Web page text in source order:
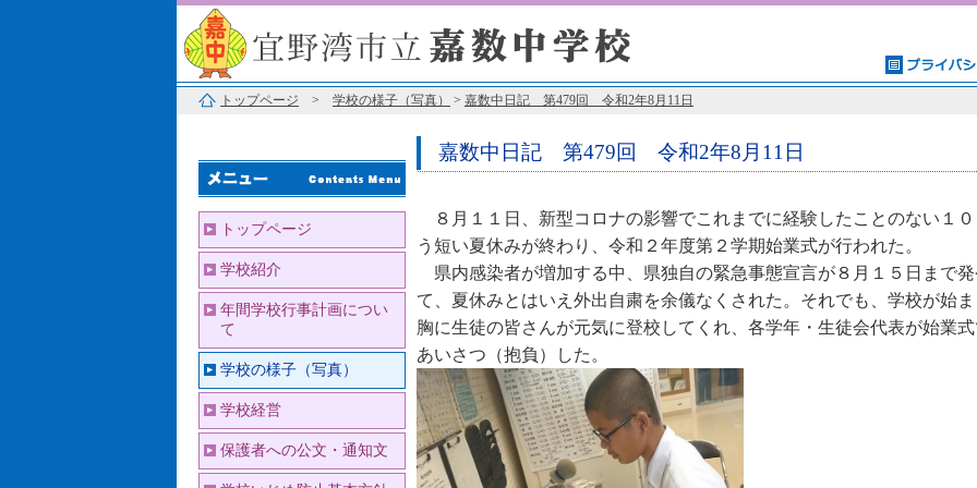
トップページ > 学校の様子（写真） > 嘉数中日記 第479回 令和2年8月11日
嘉数中日記 第479回 令和2年8月11日
８月１１日、新型コロナの影響でこれまでに経験したことのない１
う短い夏休みが終わり、令和２年度第２学期始業式が行われた。
県内感染者が増加する中、県独自の緊急事態宣言が８月１５日まで
て、夏休みとはいえ外出自粛を余儀なくされた。それでも、学校が始
胸に生徒の皆さんが元気に登校してくれ、各学年・生徒会代表が始業
あいさつ（抱負）した。
トップページ
学校紹介
年間学校行事計画につい
て
学校の様子（写真）
学校経営
保護者への公文・通知文